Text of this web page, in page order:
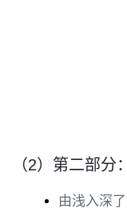
（2）第二部分
由浅入深